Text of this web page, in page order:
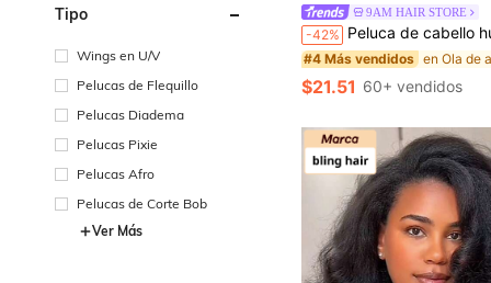
Tipo
Wings en U/V
Pelucas de Flequillo
Pelucas Diadema
Pelucas Pixie
Pelucas Afro
Pelucas de Corte Bob
Ver Más
9AM HAIR STORE
-42% Peluca de cabello humano de 8 pulgadas con corte pixie para mujeres, peluca de bob corta de color natural con ondas de
#4 Más vendidos
$21.51 60+ vendidos